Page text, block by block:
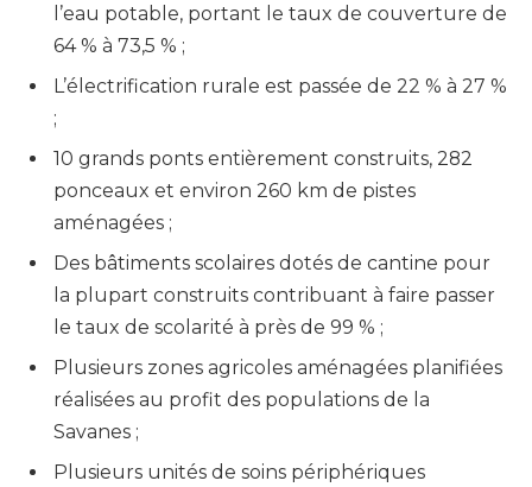
l’eau potable, portant le taux de couverture de
64 % à 73,5 % ;
L’électrification rurale est passée de 22 % à 27 %
;
10 grands ponts entièrement construits, 282
ponceaux et environ 260 km de pistes
aménagées ;
Des bâtiments scolaires dotés de cantine pour
la plupart construits contribuant à faire passer
le taux de scolarité à près de 99 % ;
Plusieurs zones agricoles aménagées planifiées
réalisées au profit des populations de la
Savanes ;
Plusieurs unités de soins périphériques